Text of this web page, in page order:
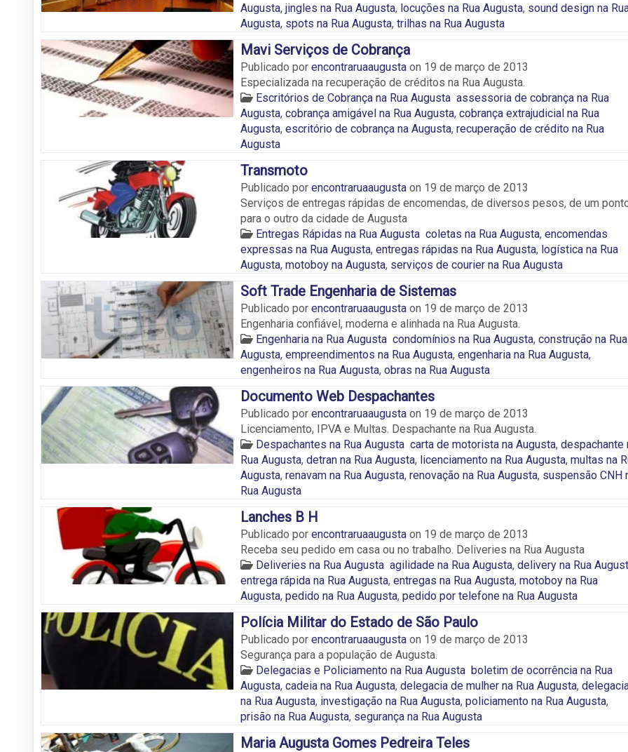
Augusta, jingles na Rua Augusta, locuções na Rua Augusta, sound design na
Augusta, spots na Rua Augusta, trilhas na Rua Augusta
Mavi Serviços de Cobrança
Publicado por encontraruaaugusta on 19 de março de 2013
Especializada na recuperação de créditos na Rua Augusta.
Escritórios de Cobrança na Rua Augusta assessoria de cobrança na Rua
Augusta, cobrança amigável na Rua Augusta, cobrança extrajudicial na Rua
Augusta, escritório de cobrança na Augusta, recuperação de crédito na Rua
Augusta
Transmoto
Publicado por encontraruaaugusta on 19 de março de 2013
Serviços de entregas rápidas de encomendas, de diversos pesos, de um
para o outro da cidade de Augusta
Entregas Rápidas na Rua Augusta coletas na Rua Augusta, encomendas
expressas na Rua Augusta, entregas rápidas na Rua Augusta, logística na Rua
Augusta, motoboy na Augusta, serviços de courier na Rua Augusta
Soft Trade Engenharia de Sistemas
Publicado por encontraruaaugusta on 19 de março de 2013
Engenharia confiável, moderna e alinhada na Rua Augusta.
Engenharia na Rua Augusta condomínios na Rua Augusta, construção na Rua
Augusta, empreendimentos na Rua Augusta, engenharia na Rua Augusta,
engenheiros na Rua Augusta, obras na Rua Augusta
Documento Web Despachantes
Publicado por encontraruaaugusta on 19 de março de 2013
Licenciamento, IPVA e Multas. Despachante na Rua Augusta.
Despachantes na Rua Augusta carta de motorista na Augusta, despachante
Rua Augusta, detran na Rua Augusta, licenciamento na Rua Augusta, multas na
Augusta, renavam na Rua Augusta, renovação na Rua Augusta, suspensão CNH
Rua Augusta
Lanches B H
Publicado por encontraruaaugusta on 19 de março de 2013
Receba seu pedido em casa ou no trabalho. Deliveries na Rua Augusta
Deliveries na Rua Augusta agilidade na Rua Augusta, delivery na Rua
entrega rápida na Rua Augusta, entregas na Rua Augusta, motoboy na Rua
Augusta, pedido na Rua Augusta, pedido por telefone na Rua Augusta
Polícia Militar do Estado de São Paulo
Publicado por encontraruaaugusta on 19 de março de 2013
Segurança para a população de Augusta.
Delegacias e Policiamento na Rua Augusta boletim de ocorrência na Rua
Augusta, cadeia na Rua Augusta, delegacia de mulher na Rua Augusta,
na Rua Augusta, investigação na Rua Augusta, policiamento na Rua Augusta,
prisão na Rua Augusta, segurança na Rua Augusta
Maria Augusta Gomes Pedreira Teles